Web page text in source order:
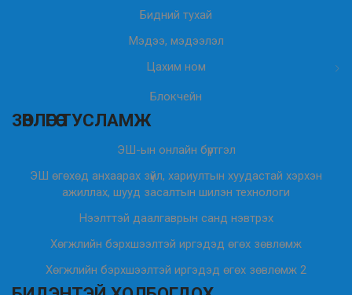
Бидний тухай
Мэдээ, мэдээлэл
Цахим ном
Блокчейн
ЗӨВЛӨГӨӨ ТУСЛАМЖ
ЭШ-ын онлайн бүртгэл
ЭШ өгөхөд анхаарах зүйл, хариултын хуудастай хэрхэн
ажиллах, шууд засалтын шилэн технологи
Нээлттэй даалгаврын санд нэвтрэх
Хөгжлийн бэрхшээлтэй иргэдэд өгөх зөвлөмж
Хөгжлийн бэрхшээлтэй иргэдэд өгөх зөвлөмж 2